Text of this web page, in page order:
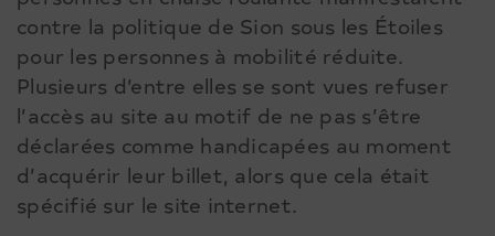
contre la politique de Sion sous les Étoiles
pour les personnes à mobilité réduite.
Plusieurs d’entre elles se sont vues refuser
l’accès au site au motif de ne pas s’être
déclarées comme handicapées au moment
d’acquérir leur billet, alors que cela était
spécifié sur le site internet.